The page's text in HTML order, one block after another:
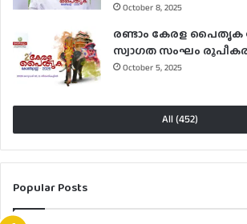
October 8, 2025
രണ്ടാം കേരള
സ്വാഗത സംഘം
October 5, 2025
All (452)
Popular Posts